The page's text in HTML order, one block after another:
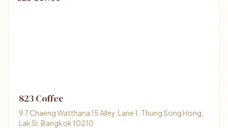
823 Coffee
9 7 Chaeng Watthana 15 Alley, Lane 1, Thung Song Hong,
Lak Si, Bangkok 10210